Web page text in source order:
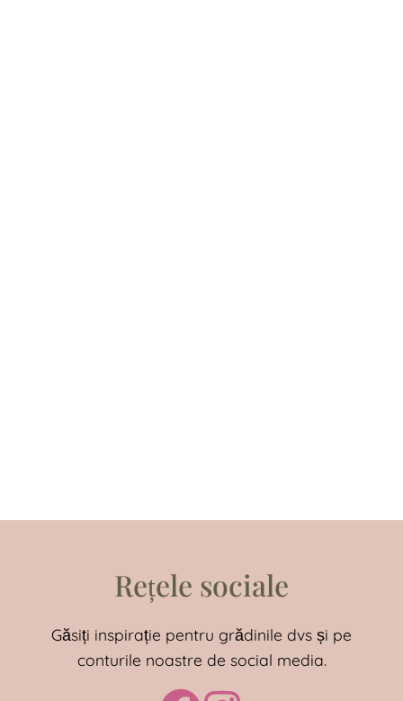
Rețele sociale
Găsiți inspirație pentru grădinile dvs și pe
conturile noastre de social media.